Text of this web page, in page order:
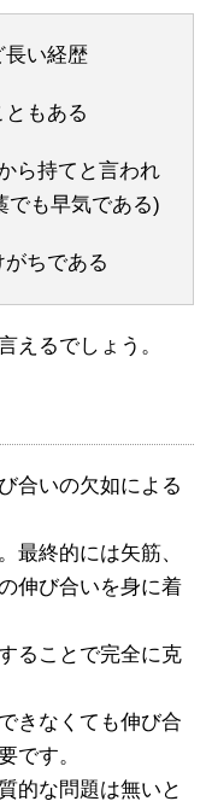
い経歴
もある
ら持てと言われ
でも早気である)
ちである
えるでしょう。
合いの欠如による
最終的には矢筋、
伸び合いを身に着
ることで完全に克
きなくても伸び合
です。
的な問題は無いと